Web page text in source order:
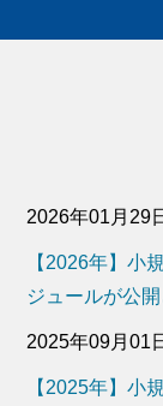
2026年01月29
【2026年】小
ジュールが公開
2025年09月01
【2025年】小